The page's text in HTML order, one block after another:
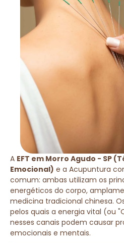
A EFT em Morro Agudo - SP
Emocional) e a Acupuntura
comum: ambas utilizam os
energéticos do corpo,
medicina tradicional chinesa.
pelos quais a energia vital (ou
nesses canais podem causar
emocionais e mentais.